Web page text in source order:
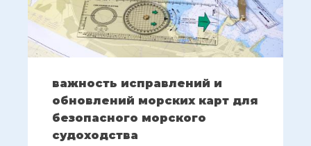
важность исправлений и
обновлений морских карт для
безопасного морского
судоходства